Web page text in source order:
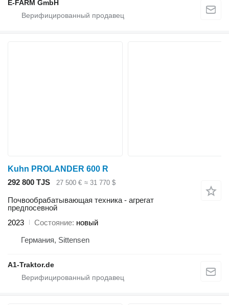
E-FARM GmbH
Kuhn PROLANDER 600 R
292 800 TJS
27 500 € ≈ 31 770 $
Почвообрабатывающая техника - агрегат
предпосевной
2023
Состояние новый
Германия, Sittensen
A1-Traktor.de